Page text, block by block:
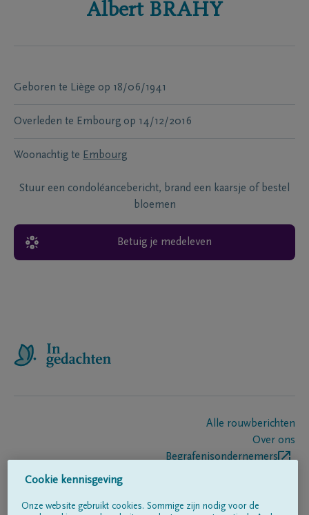
Albert BRAHY
Geboren te Liège op 18/06/1941
Overleden te Embourg op 14/12/2016
Woonachtig te Embourg
Stuur een condoléancebericht, brand een kaarsje of bestel
bloemen
Betuig je medeleven
Alle rouwberichten
Over ons
Begrafenisondernemers
Cookie kennisgeving
Onze website gebruikt cookies. Sommige zijn nodig voor de